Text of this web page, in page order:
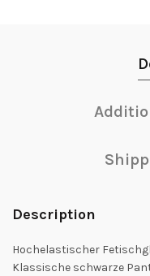
Description
Hochelastischer
Klassische schwarze